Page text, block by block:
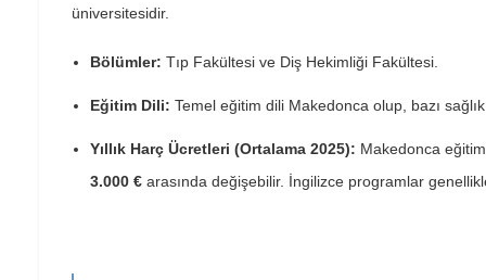
üniversitesidir.
Bölümler: Tıp Fakültesi ve Diş Hekimliği Fakültesi.
Eğitim Dili: Temel eğitim dili Makedonca olup, bazı
Yıllık Harç Ücretleri (Ortalama 2025): Makedonca
3.000 € arasında değişebilir. İngilizce programlar